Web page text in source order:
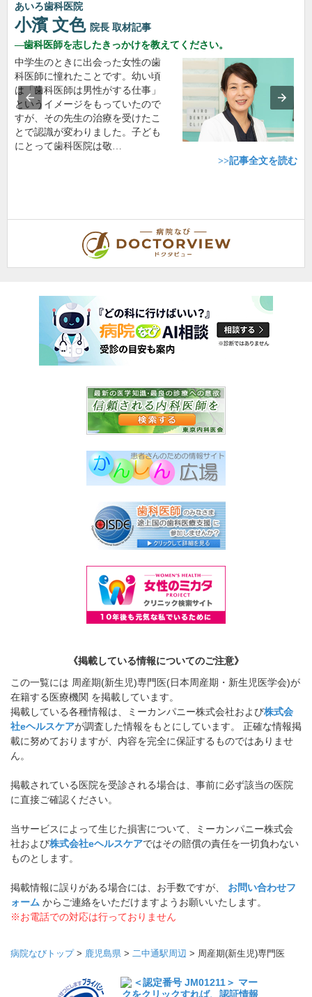
あいろ歯科医院
小濱 文色 院長 取材記事
歯科医師を志したきっかけを教えてください。
中学生のときに出会った女性の歯
科医師に憧れたことです。幼い頃
は「歯科医師は男性がする仕事」
というイメージをもっていたので
すが、その先生の治療を受けたこ
とで認識が変わりました。子ども
にとって歯科医院は敬…
>>記事全文を読む
《掲載している情報についてのご注意》
この一覧には 周産期(新生児)専門医(日本周産期・新生児医学会)が
在籍する医療機関 を掲載しています。
掲載している各種情報は、ミーカンパニー株式会社および株式会
社eヘルスケアが調査した情報をもとにしています。 正確な情報掲
載に努めておりますが、内容を完全に保証するものではありませ
ん。
掲載されている医院を受診される場合は、事前に必ず該当の医院
に直接ご確認ください。
当サービスによって生じた損害について、ミーカンパニー株式会
社および株式会社eヘルスケアではその賠償の責任を一切負わない
ものとします。
掲載情報に誤りがある場合には、お手数ですが、 お問い合わせフ
ォーム からご連絡をいただけますようお願いいたします。
※お電話での対応は行っておりません
病院なびトップ> 鹿児島県 > 二中通駅周辺 > 周産期(新生児)専門医